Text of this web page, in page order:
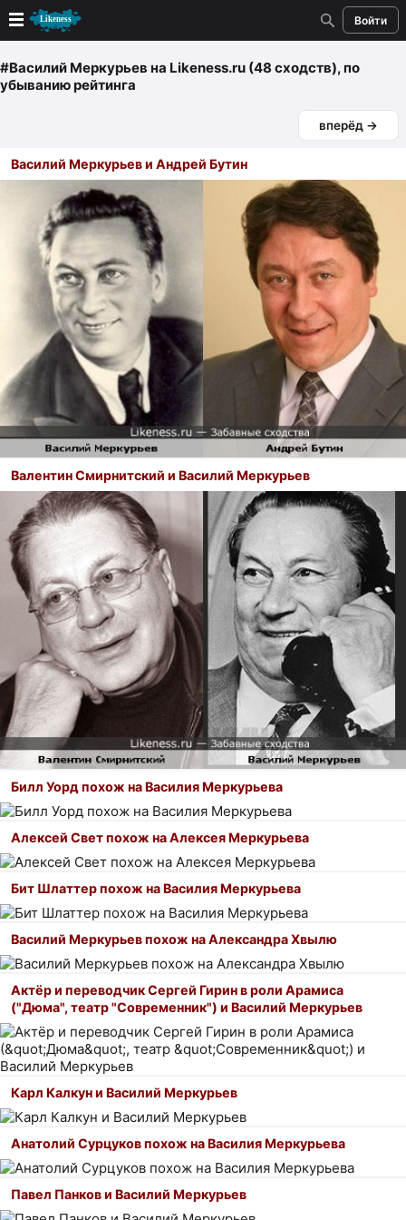
Войти
Новые
Голосование
Кандидаты
Случайное сходство 👍
Создать сходство
Для публикации необходима авторизация
Поиск
#Василий Меркурьев на Likeness.ru (48 сходств), по
убыванию рейтинга
вперёд →
Василий Меркурьев и Андрей Бутин
Валентин Смирнитский и Василий Меркурьев
Билл Уорд похож на Василия Меркурьева
Алексей Свет похож на Алексея Меркурьева
Бит Шлаттер похож на Василия Меркурьева
Василий Меркурьев похож на Александра Хвылю
Актёр и переводчик Сергей Гирин в роли Арамиса
("Дюма", театр "Современник") и Василий Меркурьев
Карл Калкун и Василий Меркурьев
Анатолий Сурцуков похож на Василия Меркурьева
Павел Панков и Василий Меркурьев